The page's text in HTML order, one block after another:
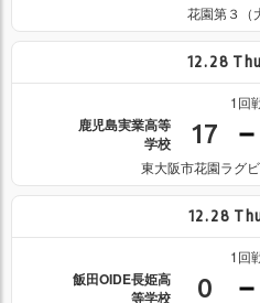
花園第３（
12.28 Thu
1回
鹿児島実業高等
学校
17
東大阪市花園ラグ
12.28
1回
飯田OIDE長姫高
等学校
0